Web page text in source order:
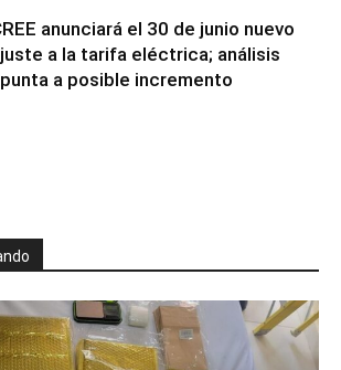
anunciará el 30 de junio nuevo
a la tarifa eléctrica; análisis
a posible incremento